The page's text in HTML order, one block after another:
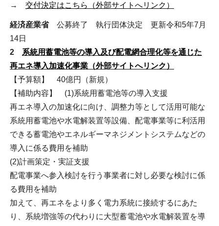
→ 交付決定はこちら（外部サイトへリンク）
経済産業省公募終了 執行団体決定 更新令和5年7月
14日
2 系統用蓄電池等の導入及び配電網合理化等を通じた
再エネ導入加速化事業（外部サイトへリンク）
【予算額】 40億円（新規）
【補助内容】 (1)系統用蓄電池等の導入支援
再エネ導入の加速化に向け、調整力等として活用可能な
系統用蓄電池や水電解装置等設備、配電事業等に利活用
できる蓄電池やエネルギーマネジメントシステムなどの
導入に係る費用を補助
(2)計画策定・実証支援
配電事業へ参入検討を行う事業者に対し必要な検討に係
る費用を補助
加えて、再エネをより多く電力系統に接続するにあた
り、系統増強等の代わりに大型蓄電池や水電解装置を導